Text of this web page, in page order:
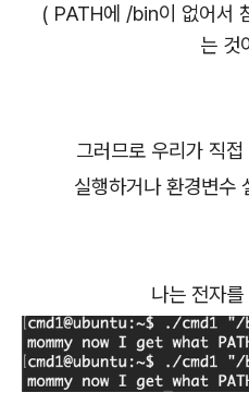
( PATH에 /bin이 없어서
는 것
그러므로 우리가 직
실행하거나 환경변수
나는 전자